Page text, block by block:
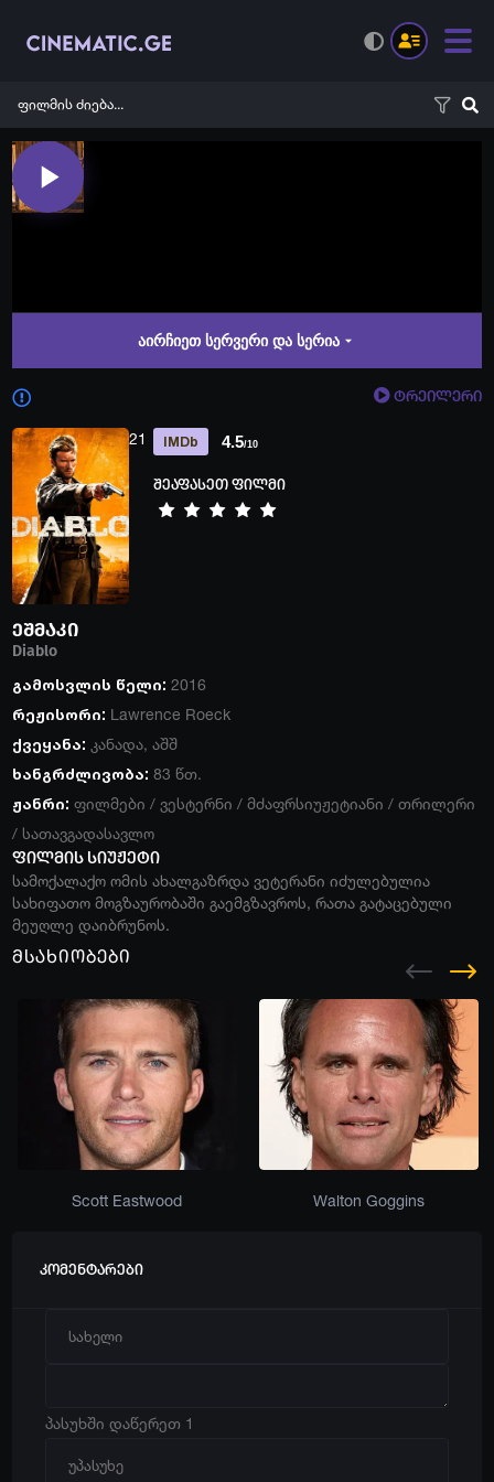
აირჩიეთ სერვერი და სერია
ტრეილერი
IMDb 4.5/10
შეაფასეთ ფილმი
21
ეშმაკი
Diablo
გამოსვლის წელი: 2016
რეჟისორი: Lawrence Roeck
ქვეყანა: კანადა, აშშ
ხანგრძლივობა: 83 წთ.
ჟანრი: ფილმები / ვესტერნი / მძაფრსიუჟეტიანი / თრილერი
/ სათავგადასავლო
ფილმის სიუჟეტი
სამოქალაქო ომის ახალგაზრდა ვეტერანი იძულებულია
სახიფათო მოგზაურობაში გაემგზავროს, რათა გატაცებული
მეუღლე დაიბრუნოს.
მსახიობები
Scott Eastwood Walton Goggins
კომენტარები
პასუხში დაწერეთ 1